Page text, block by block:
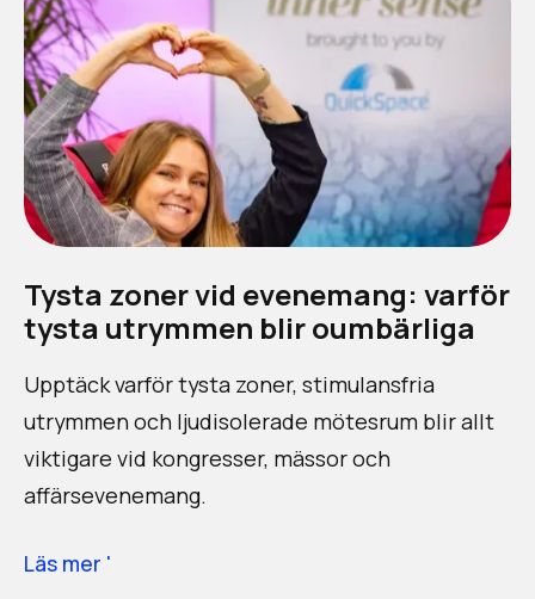
Tysta zoner vid evenemang: varför
tysta utrymmen blir oumbärliga
Upptäck varför tysta zoner, stimulansfria
utrymmen och ljudisolerade mötesrum blir allt
viktigare vid kongresser, mässor och
affärsevenemang.
Läs mer '